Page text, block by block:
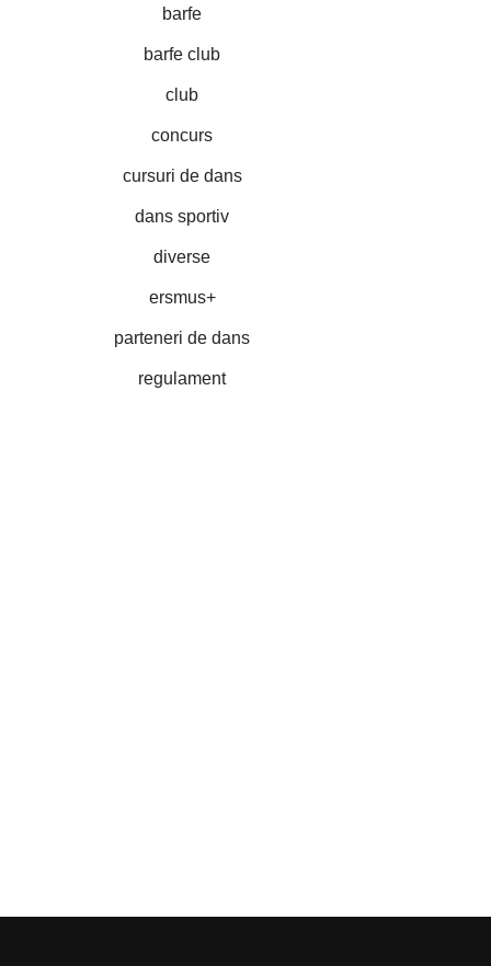
barfe
barfe club
club
concurs
cursuri de dans
dans sportiv
diverse
ersmus+
parteneri de dans
regulament